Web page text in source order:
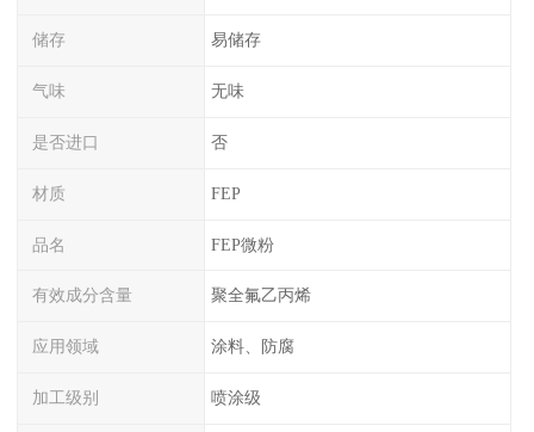
储存 易储存
气味 无味
是否进口 否
材质 FEP
品名 FEP微粉
有效成分含量 聚全氟乙丙烯
应用领域 涂料、防腐
加工级别 喷涂级